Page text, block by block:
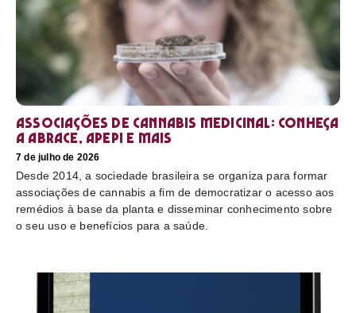
Associações de cannabis medicinal: conheça
a Abrace, Apepi e mais
7 de julho de 2026
Desde 2014, a sociedade brasileira se organiza para formar
associações de cannabis a fim de democratizar o acesso aos
remédios à base da planta e disseminar conhecimento sobre
o seu uso e benefícios para a saúde.